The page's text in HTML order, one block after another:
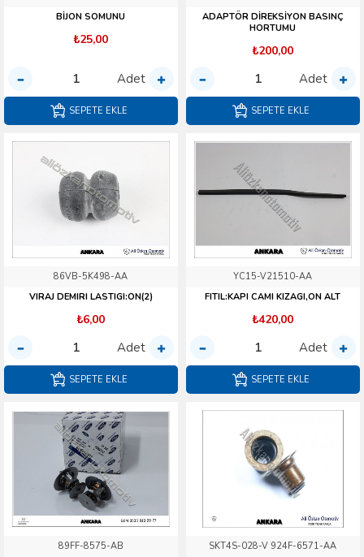
BİJON SOMUNU
₺25,00
Adet
SEPETE EKLE
ADAPTÖR DİREKSİYON BASINÇ
HORTUMU
₺200,00
Adet
SEPETE EKLE
86VB-5K498-AA
VIRAJ DEMIRI LASTIGI:ON(2)
₺6,00
Adet
SEPETE EKLE
YC15-V21510-AA
FITIL:KAPI CAMI KIZAGI,ON ALT
₺420,00
Adet
SEPETE EKLE
89FF-8575-AB
SKT4S-028-V 924F-6571-AA